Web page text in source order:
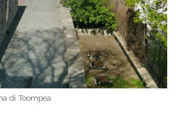
di Toompea